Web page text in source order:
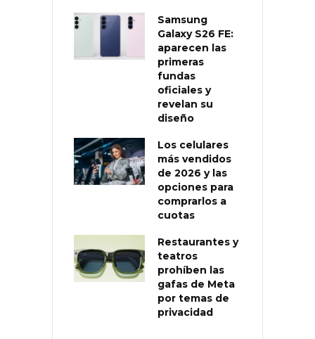
Samsung
Galaxy S26 FE:
aparecen las
primeras
fundas
oficiales y
revelan su
diseño
Los celulares
más vendidos
de 2026 y las
opciones para
comprarlos a
cuotas
Restaurantes y
teatros
prohíben las
gafas de Meta
por temas de
privacidad